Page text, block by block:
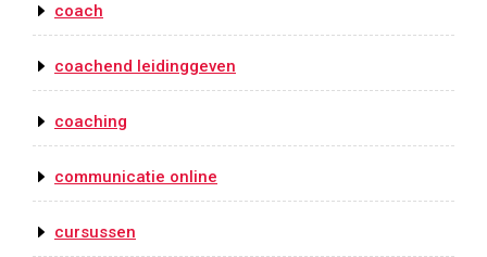
coach
coachend leidinggeven
coaching
communicatie online
cursussen